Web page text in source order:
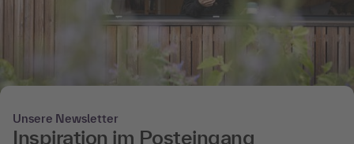
Unsere Newsletter
Inspiration im Posteingang